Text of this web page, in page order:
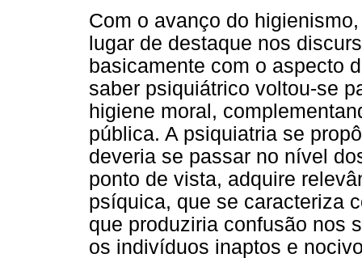
Com o avanço do
lugar de destaque nos
basicamente com o aspecto
saber psiquiátrico voltou-se
higiene moral,
pública. A psiquiatria se
deveria se passar no nível
ponto de vista, adquire
psíquica, que se caracteriza
que produziria confusão nos
os indivíduos inaptos e